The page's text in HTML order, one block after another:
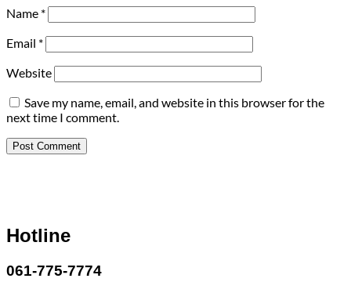
Name *
Email *
Website
Save my name, email, and website in this browser for the
next time I comment.
Hotline
061-775-7774